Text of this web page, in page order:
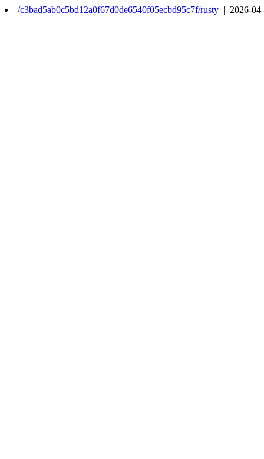
/c3bad5ab0c5bd12a0f67d0de6540f05ecbd95c7f/rusty | 2026-